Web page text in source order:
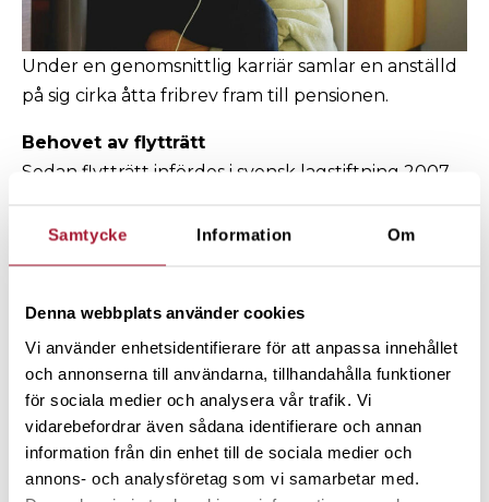
Samtycke Information Om
Denna webbplats använder cookies
Vi använder enhetsidentifierare för att anpassa innehållet
och annonserna till användarna, tillhandahålla funktioner
för sociala medier och analysera vår trafik. Vi
vidarebefordrar även sådana identifierare och annan
information från din enhet till de sociala medier och
annons- och analysföretag som vi samarbetar med.
Under en genomsnittlig karriär samlar en anställd
på sig cirka åtta fribrev fram till pensionen.
Behovet av flytträtt
Sedan flytträtt infördes i svensk lagstiftning 2007
flytt och hantering av fribrev stadigt ökat. Lagen,
som gäller för fribrev med första inbetalning från
kontroll över sina pensionskapital. Detta inkluderar
friheten att samla sina fribrev hos en vald aktör.
– Vi lärde oss väldigt mycket om vad kunderna ville
ha och när vi skulle matcha kunderna med deras
behov insåg vi att det inte fanns någon match att
ingen fribrevsprodukt, säger Mattias och